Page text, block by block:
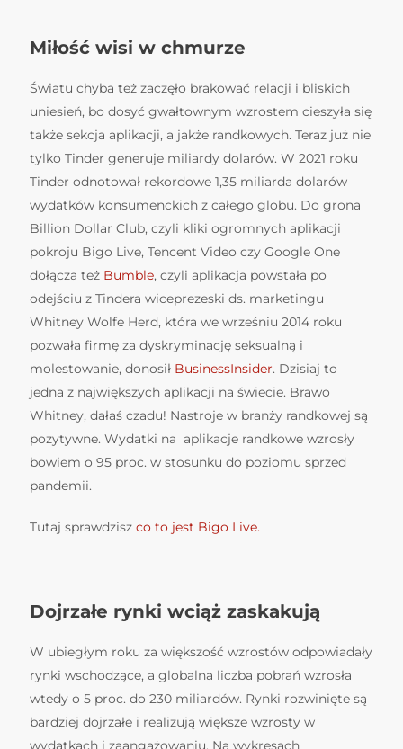
Miłość wisi w chmurze
Światu chyba też zaczęło brakować relacji i bliskich
uniesień, bo dosyć gwałtownym wzrostem cieszyła się
także sekcja aplikacji, a jakże randkowych. Teraz już nie
tylko Tinder generuje miliardy dolarów. W 2021 roku
Tinder odnotował rekordowe 1,35 miliarda dolarów
wydatków konsumenckich z całego globu. Do grona
Billion Dollar Club, czyli kliki ogromnych aplikacji
pokroju Bigo Live, Tencent Video czy Google One
dołącza też Bumble, czyli aplikacja powstała po
odejściu z Tindera wiceprezeski ds. marketingu
Whitney Wolfe Herd, która we wrześniu 2014 roku
pozwała firmę za dyskryminację seksualną i
molestowanie, donosił BusinessInsider. Dzisiaj to
jedna z największych aplikacji na świecie. Brawo
Whitney, dałaś czadu! Nastroje w branży randkowej są
pozytywne. Wydatki na aplikacje randkowe wzrosły
bowiem o 95 proc. w stosunku do poziomu sprzed
pandemii.
Tutaj sprawdzisz co to jest Bigo Live.
Dojrzałe rynki wciąż zaskakują
W ubiegłym roku za większość wzrostów odpowiadały
rynki wschodzące, a globalna liczba pobrań wzrosła
wtedy o 5 proc. do 230 miliardów. Rynki rozwinięte są
bardziej dojrzałe i realizują większe wzrosty w
wydatkach i zaangażowaniu. Na wykresach